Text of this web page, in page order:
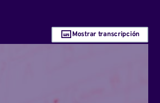
Mostrar transcripción